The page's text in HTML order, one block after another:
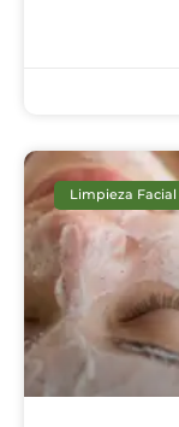
Limpieza Facial